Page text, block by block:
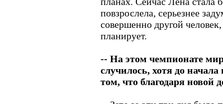
повзрослела, серьезнее
совершенно другой
планирует.
-- На этом чемпионате
случилось, хотя до
том, что благодаря новой